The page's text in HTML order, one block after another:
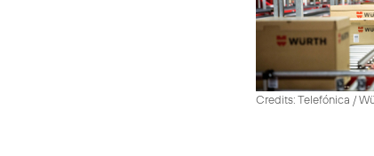
Credits: Telefónica /